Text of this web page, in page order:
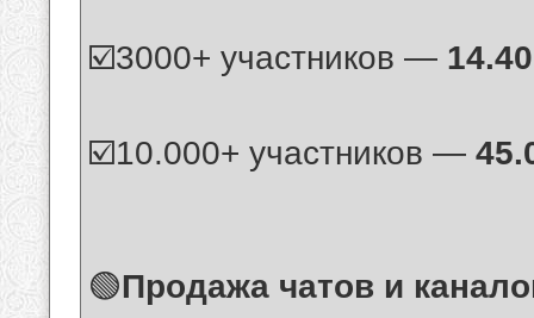
☑️3000+ участников —
☑️10.000+ участников —
🟢Продажа чатов и